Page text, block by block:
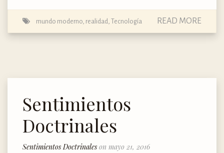
mundo moderno, realidad, Tecnología READ MORE
Sentimientos
Doctrinales
Sentimientos Doctrinales on mayo 21, 2016